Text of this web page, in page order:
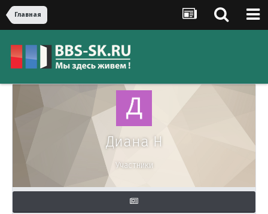
Главная
Диана Н
Участники